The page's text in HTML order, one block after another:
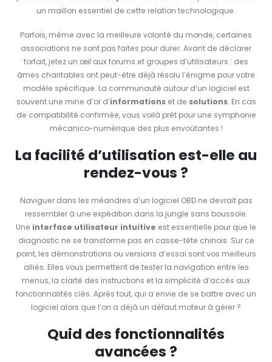
un maillon essentiel de cette relation technologique.
Parfois, même avec la meilleure volonté du monde, certaines
associations ne sont pas faites pour durer. Avant de déclarer
forfait, jetez un œil aux forums et groupes d’utilisateurs : des
âmes charitables ont peut-être déjà résolu l’énigme pour votre
modèle spécifique. La communauté autour d’un logiciel est
souvent une mine d’or d’informationset de solutions. En cas
de compatibilité confirmée, vous voilà prêt pour une symphonie
mécanico-numérique des plus envoûtantes !
La facilité d’utilisation est-elle au
rendez-vous ?
Naviguer dans les méandres d’un logiciel OBD ne devrait pas
ressembler à une expédition dans la jungle sans boussole.
Une interface utilisateur intuitive est essentielle pour que le
diagnostic ne se transforme pas en casse-tête chinois. Sur ce
point, les démonstrations ou versions d’essai sont vos meilleurs
alliés. Elles vous permettent de tester la navigation entre les
menus, la clarté des instructions et la simplicité d’accès aux
fonctionnalités clés. Après tout, qui a envie de se battre avec un
logiciel alors que l’on a déjà un défaut moteur à gérer ?
Quid des fonctionnalités
avancées ?